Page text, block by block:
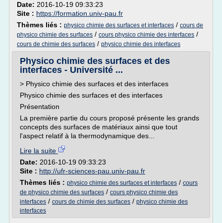
Date: 2016-10-19 09:33:23
Site : https://formation.univ-pau.fr
Thèmes liés : physico chimie des surfaces et interfaces / cours de
physico chimie des surfaces / cours physico chimie des interfaces /
cours de chimie des surfaces / physico chimie des interfaces
Physico chimie des surfaces et des
interfaces - Université ...
> Physico chimie des surfaces et des interfaces
Physico chimie des surfaces et des interfaces
Présentation
La première partie du cours proposé présente les grands
concepts des surfaces de matériaux ainsi que tout
l'aspect relatif à la thermodynamique des...
Lire la suite
Date: 2016-10-19 09:33:23
Site : http://ufr-sciences-pau.univ-pau.fr
Thèmes liés : physico chimie des surfaces et interfaces / cours
de physico chimie des surfaces / cours physico chimie des
interfaces / cours de chimie des surfaces / physico chimie des
interfaces